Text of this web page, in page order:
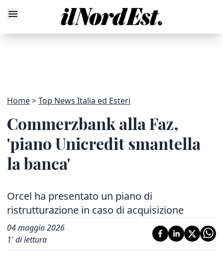
Home Top News Italia ed Esteri
Commerzbank alla Faz,
'piano Unicredit smantella
la banca'
Orcel ha presentato un piano di
ristrutturazione in caso di acquisizione
04 maggio 2026
1' di lettura